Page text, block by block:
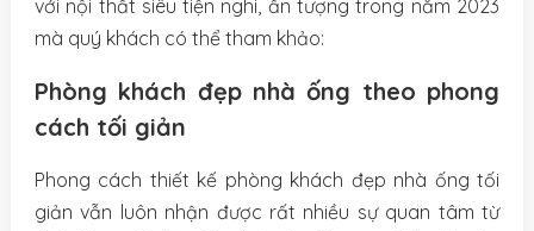
với nội thất siêu tiện nghi, ấn tượng trong năm 2023
mà quý khách có thể tham khảo:
Phòng khách đẹp nhà ống theo phong
cách tối giản
Phong cách thiết kế phòng khách đẹp nhà ống tối
giản vẫn luôn nhận được rất nhiều sự quan tâm từ